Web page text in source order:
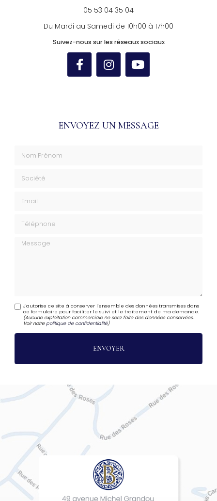
05 53 04 35 04
Du Mardi au Samedi de 10h00 à 17h00
Suivez-nous sur les réseaux sociaux
ENVOYEZ UN MESSAGE
Message
J'autorise ce site à conserver l'ensemble des données transmises dans
ce formulaire pour faciliter le suivi et le traitement de ma demande.
(Aucune exploitation commerciale ne sera faite des données conservées.
Voir notrepolitique de confidentialité)